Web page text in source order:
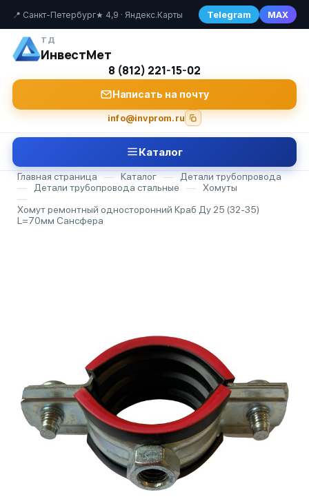
📍 Санкт-Петербург★ 4,9 · Яндекс.Карты Telegram MAX
ТД
ИнвестМет
8 (812) 221-15-02
Написать на почту
info@invprom.ru
Каталог
Главная страница — Каталог —
Детали трубопровода
—
Детали трубопровода стальные —
Хомуты
—
Хомут ремонтный односторонний Краб Ду 25 (32-35)
L=70мм Сансфера